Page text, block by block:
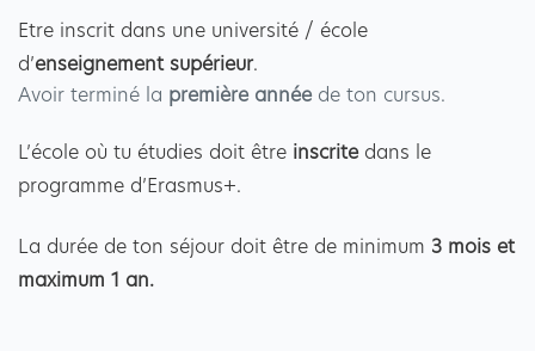
Etre inscrit dans une université / école
d’enseignement supérieur.
Avoir terminé la première année de ton cursus.
L’école où tu étudies doit être inscrite dans le
programme d’Erasmus+.
La durée de ton séjour doit être de minimum 3 mois et
maximum 1 an.